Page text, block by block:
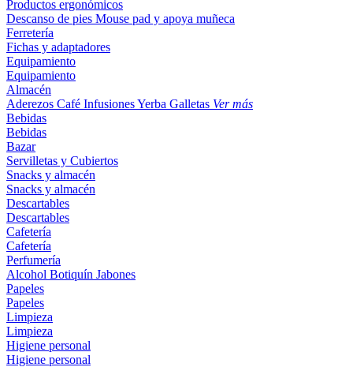
Productos ergonómicos
Descanso de pies Mouse pad y apoya muñeca
Ferretería
Fichas y adaptadores
Equipamiento
Equipamiento
Almacén
Aderezos Café InfusionesYerba Galletas Ver más
Bebidas
Bebidas
Bazar
Servilletas y Cubiertos
Snacks y almacén
Snacks y almacén
Descartables
Descartables
Cafetería
Cafetería
Perfumería
Alcohol Botiquín Jabones
Papeles
Papeles
Limpieza
Limpieza
Higiene personal
Higiene personal